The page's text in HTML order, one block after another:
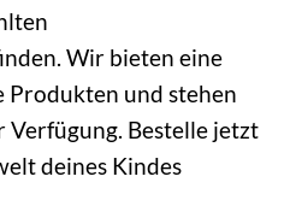
Wir bieten eine
Produkten und stehen
Verfügung. Bestelle jetzt
deines Kindes